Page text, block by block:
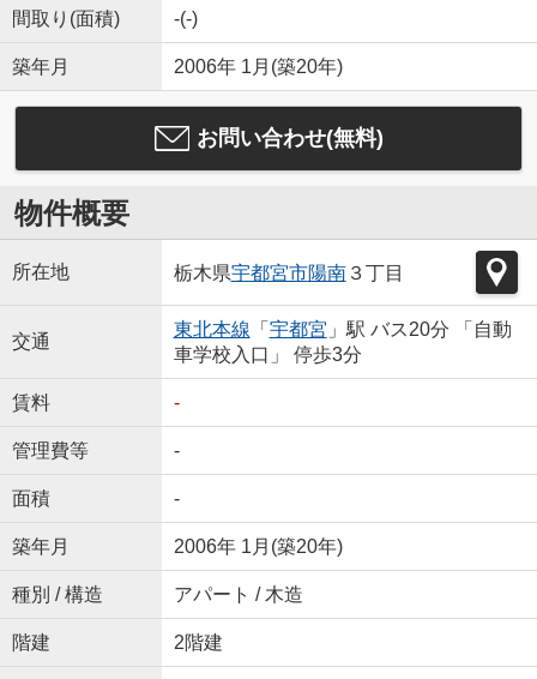
間取り(面積) -(-)
築年月 2006年 1月(築20年)
お問い合わせ(無料)
物件概要
所在地 栃木県宇都宮市陽南３丁目
交通
東北本線 「 宇都宮 」駅 バス20分 「自動
車学校入口」 停歩3分
賃料 -
管理費等 -
面積 -
築年月 2006年 1月(築20年)
種別 / 構造 アパート / 木造
階建 2階建